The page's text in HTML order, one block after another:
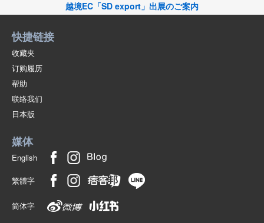
越境EC「SD export」出展のご案内
快捷链接
收藏夹
订购履历
帮助
联络我们
日本版
媒体
English
繁體字
简体字